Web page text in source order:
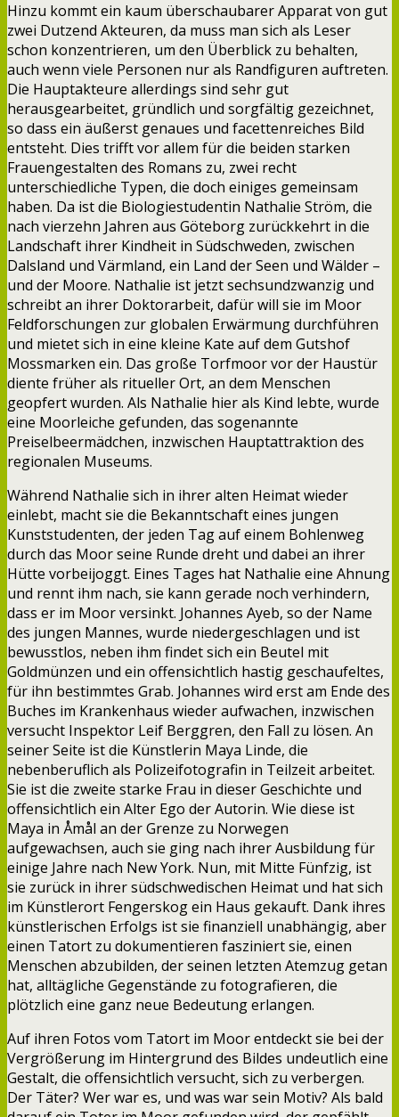
Hinzu kommt ein kaum überschaubarer Apparat von gut
zwei Dutzend Akteuren, da muss man sich als Leser
schon konzentrieren, um den Überblick zu behalten,
auch wenn viele Personen nur als Randfiguren auftreten.
Die Hauptakteure allerdings sind sehr gut
herausgearbeitet, gründlich und sorgfältig gezeichnet,
so dass ein äußerst genaues und facettenreiches Bild
entsteht. Dies trifft vor allem für die beiden starken
Frauengestalten des Romans zu, zwei recht
unterschiedliche Typen, die doch einiges gemeinsam
haben. Da ist die Biologiestudentin Nathalie Ström, die
nach vierzehn Jahren aus Göteborg zurückkehrt in die
Landschaft ihrer Kindheit in Südschweden, zwischen
Dalsland und Värmland, ein Land der Seen und Wälder –
und der Moore. Nathalie ist jetzt sechsundzwanzig und
schreibt an ihrer Doktorarbeit, dafür will sie im Moor
Feldforschungen zur globalen Erwärmung durchführen
und mietet sich in eine kleine Kate auf dem Gutshof
Mossmarken ein. Das große Torfmoor vor der Haustür
diente früher als ritueller Ort, an dem Menschen
geopfert wurden. Als Nathalie hier als Kind lebte, wurde
eine Moorleiche gefunden, das sogenannte
Preiselbeermädchen, inzwischen Hauptattraktion des
regionalen Museums.
Während Nathalie sich in ihrer alten Heimat wieder
einlebt, macht sie die Bekanntschaft eines jungen
Kunststudenten, der jeden Tag auf einem Bohlenweg
durch das Moor seine Runde dreht und dabei an ihrer
Hütte vorbeijoggt. Eines Tages hat Nathalie eine Ahnung
und rennt ihm nach, sie kann gerade noch verhindern,
dass er im Moor versinkt. Johannes Ayeb, so der Name
des jungen Mannes, wurde niedergeschlagen und ist
bewusstlos, neben ihm findet sich ein Beutel mit
Goldmünzen und ein offensichtlich hastig geschaufeltes,
für ihn bestimmtes Grab. Johannes wird erst am Ende des
Buches im Krankenhaus wieder aufwachen, inzwischen
versucht Inspektor Leif Berggren, den Fall zu lösen. An
seiner Seite ist die Künstlerin Maya Linde, die
nebenberuflich als Polizeifotografin in Teilzeit arbeitet.
Sie ist die zweite starke Frau in dieser Geschichte und
offensichtlich ein Alter Ego der Autorin. Wie diese ist
Maya in Åmål an der Grenze zu Norwegen
aufgewachsen, auch sie ging nach ihrer Ausbildung für
einige Jahre nach New York. Nun, mit Mitte Fünfzig, ist
sie zurück in ihrer südschwedischen Heimat und hat sich
im Künstlerort Fengerskog ein Haus gekauft. Dank ihres
künstlerischen Erfolgs ist sie finanziell unabhängig, aber
einen Tatort zu dokumentieren fasziniert sie, einen
Menschen abzubilden, der seinen letzten Atemzug getan
hat, alltägliche Gegenstände zu fotografieren, die
plötzlich eine ganz neue Bedeutung erlangen.
Auf ihren Fotos vom Tatort im Moor entdeckt sie bei der
Vergrößerung im Hintergrund des Bildes undeutlich eine
Gestalt, die offensichtlich versucht, sich zu verbergen.
Der Täter? Wer war es, und was war sein Motiv? Als bald